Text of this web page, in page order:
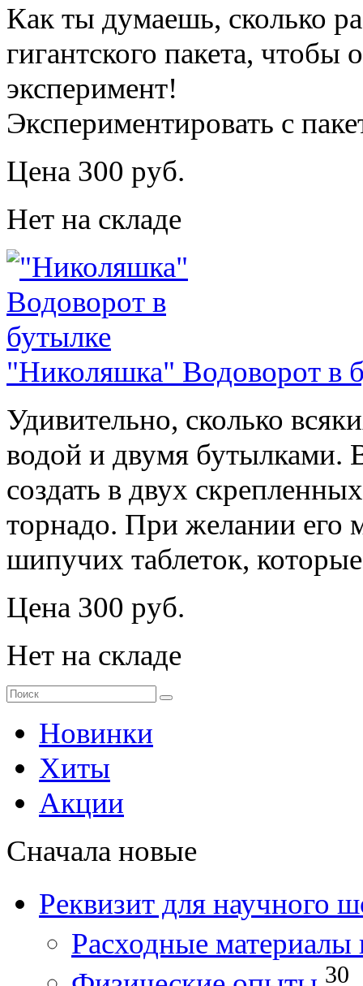
Как ты думаешь, сколько
гигантского пакета,
эксперимент!
Экспериментировать с
Цена 300 руб.
Нет на складе
"Николяшка" Водоворот в
Удивительно, сколько
водой и двумя бутылками.
создать в двух
торнадо. При желании
шипучих таблеток,
Цена 300 руб.
Нет на складе
Новинки
Хиты
Акции
Сначала новые
Реквизит для научного
Расходные материалы
30